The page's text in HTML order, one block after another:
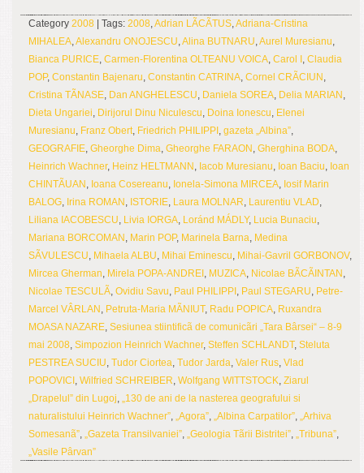
Category 2008 | Tags: 2008,Adrian LÃCÃTUS,Adriana-Cristina
MIHALEA,Alexandru ONOJESCU,Alina BUTNARU,Aurel Muresianu,
Bianca PURICE, Carmen-Florentina OLTEANU VOICA, Carol I , Claudia
POP, Constantin Bajenaru, Constantin CATRINA, Cornel CRÃCIUN ,
Cristina TÃNASE, Dan ANGHELESCU, Daniela SOREA, Delia MARIAN ,
Dieta Ungariei, Dirijorul Dinu Niculescu, Doina Ionescu, Elenei
Muresianu, Franz Obert, Friedrich PHILIPPI , gazeta „Albina”,
GEOGRAFIE, Gheorghe Dima, Gheorghe FARAON , Gherghina BODA,
Heinrich Wachner, Heinz HELTMANN , Iacob Muresianu, Ioan Baciu, Ioan
CHINTÃUAN , Ioana Cosereanu, Ionela-Simona MIRCEA, Iosif Marin
BALOG, Irina ROMAN , ISTORIE, Laura MOLNAR, Laurentiu VLAD,
Liliana IACOBESCU, Livia IORGA, Loránd MÁDLY, Lucia Bunaciu,
Mariana BORCOMAN , Marin POP, Marinela Barna, Medina
SÃVULESCU, Mihaela ALBU, Mihai Eminescu, Mihai-Gavril GORBONOV,
Mircea Gherman, Mirela POPA-ANDREI , MUZICA, Nicolae BÃCÃINTAN ,
Nicolae TESCULÃ, Ovidiu Savu, Paul PHILIPPI , Paul STEGARU, Petre-
Marcel VÂRLAN , Petruta-Maria MÃNIUT, Radu POPICA, Ruxandra
MOASA NAZARE, Sesiunea stiintificã de comunicãri „Tara Bârsei“ – 8-9
mai 2008, Simpozion Heinrich Wachner, Steffen SCHLANDT, Steluta
PESTREA SUCIU, Tudor Ciortea, Tudor Jarda, Valer Rus, Vlad
POPOVICI , Wilfried SCHREIBER, Wolfgang WITTSTOCK, Ziarul
„Drapelul” din Lugoj, „130 de ani de la nasterea geografului si
naturalistului Heinrich Wachner”, „Agora”, „Albina Carpatilor”, „Arhiva
Somesanã”, „Gazeta Transilvaniei”, „Geologia Tãrii Bistritei”, „Tribuna”,
„Vasile Pârvan”